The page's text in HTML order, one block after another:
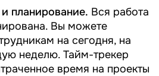
планирование. Вся работа
Вы можете
на сегодня, на
неделю. Тайм-трекер
время на проекты